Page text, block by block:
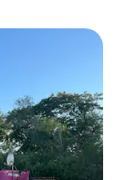
gosti”